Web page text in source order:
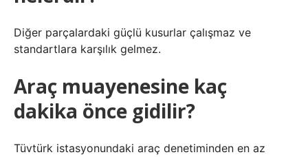
Diğer parçalardaki güçlü kusurlar çalışmaz ve
standartlara karşılık gelmez.
Araç muayenesine kaç
dakika önce gidilir?
Tüvtürk istasyonundaki araç denetiminden en az